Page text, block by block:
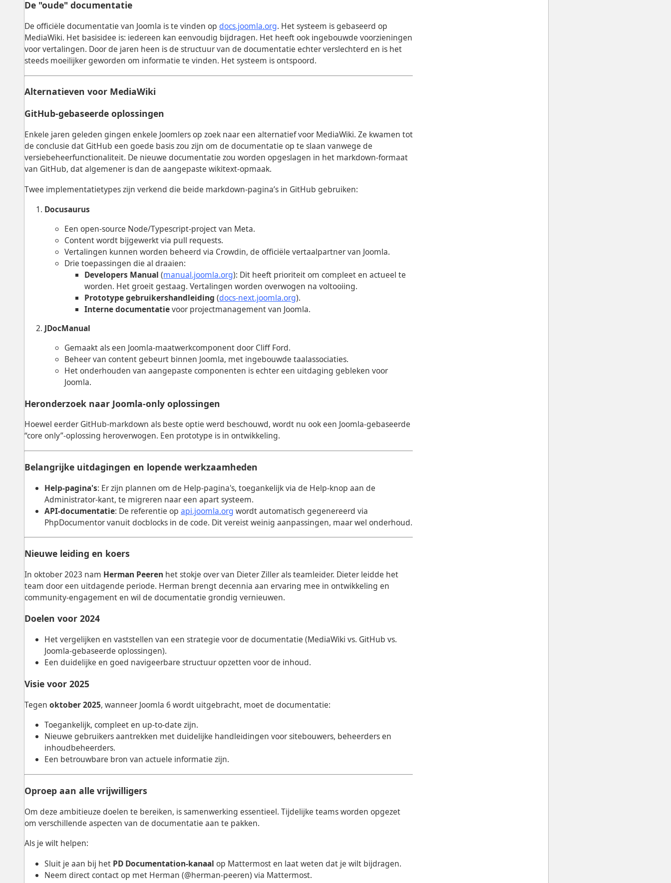
De "oude" documentatie
De officiële documentatie van Joomla is te vinden opdocs.joomla.org. Het systeem is gebaseerd op
MediaWiki. Het basisidee is: iedereen kan eenvoudig bijdragen. Het heeft ook ingebouwde voorzieningen
voor vertalingen. Door de jaren heen is de structuur van de documentatie echter verslechterd en is het
steeds moeilijker geworden om informatie te vinden. Het systeem is ontspoord.
Alternatieven voor MediaWiki
GitHub-gebaseerde oplossingen
Enkele jaren geleden gingen enkele Joomlers op zoek naar een alternatief voor MediaWiki. Ze kwamen tot
de conclusie dat GitHub een goede basis zou zijn om de documentatie op te slaan vanwege de
versiebeheerfunctionaliteit. De nieuwe documentatie zou worden opgeslagen in het markdown-formaat
van GitHub, dat algemener is dan de aangepaste wikitext-opmaak.
Twee implementatietypes zijn verkend die beide markdown-pagina’s in GitHub gebruiken:
Docusaurus
Een open-source Node/Typescript-project van Meta.
Content wordt bijgewerkt via pull requests.
Vertalingen kunnen worden beheerd via Crowdin, de officiële vertaalpartner van Joomla.
Drie toepassingen die al draaien:
Developers Manual (manual.joomla.org): Dit heeft prioriteit om compleet en actueel te
worden. Het groeit gestaag. Vertalingen worden overwogen na voltooiing.
Prototype gebruikershandleiding (docs-next.joomla.org).
Interne documentatievoor projectmanagement van Joomla.
JDocManual
Gemaakt als een Joomla-maatwerkcomponent door Cliff Ford.
Beheer van content gebeurt binnen Joomla, met ingebouwde taalassociaties.
Het onderhouden van aangepaste componenten is echter een uitdaging gebleken voor
Joomla.
Heronderzoek naar Joomla-only oplossingen
Hoewel eerder GitHub-markdown als beste optie werd beschouwd, wordt nu ook een Joomla-gebaseerde
“core only”-oplossing heroverwogen. Een prototype is in ontwikkeling.
Belangrijke uitdagingen en lopende werkzaamheden
Help-pagina's: Er zijn plannen om de Help-pagina's, toegankelijk via de Help-knop aan de
Administrator-kant, te migreren naar een apart systeem.
API-documentatie: De referentie opapi.joomla.org wordt automatisch gegenereerd via
PhpDocumentor vanuit docblocks in de code. Dit vereist weinig aanpassingen, maar wel onderhoud.
Nieuwe leiding en koers
In oktober 2023 nam Herman Peeren het stokje over van Dieter Ziller als teamleider. Dieter leidde het
team door een uitdagende periode. Herman brengt decennia aan ervaring mee in ontwikkeling en
community-engagement en wil de documentatie grondig vernieuwen.
Doelen voor 2024
Het vergelijken en vaststellen van een strategie voor de documentatie (MediaWiki vs. GitHub vs.
Joomla-gebaseerde oplossingen).
Een duidelijke en goed navigeerbare structuur opzetten voor de inhoud.
Visie voor 2025
Tegenoktober 2025, wanneer Joomla 6 wordt uitgebracht, moet de documentatie:
Toegankelijk, compleet en up-to-date zijn.
Nieuwe gebruikers aantrekken met duidelijke handleidingen voor sitebouwers, beheerders en
inhoudbeheerders.
Een betrouwbare bron van actuele informatie zijn.
Oproep aan alle vrijwilligers
Om deze ambitieuze doelen te bereiken, is samenwerking essentieel. Tijdelijke teams worden opgezet
om verschillende aspecten van de documentatie aan te pakken.
Als je wilt helpen:
Sluit je aan bij het PD Documentation-kanaal op Mattermost en laat weten dat je wilt bijdragen.
Neem direct contact op met Herman (@herman-peeren) via Mattermost.